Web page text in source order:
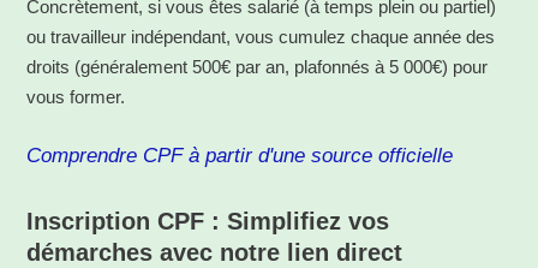
Concrètement, si vous êtes salarié (à temps plein ou partiel)
ou travailleur indépendant, vous cumulez chaque année des
droits (généralement 500€ par an, plafonnés à 5 000€) pour
vous former.
Comprendre CPF à partir d'une source officielle
Inscription CPF : Simplifiez vos
démarches avec notre lien direct